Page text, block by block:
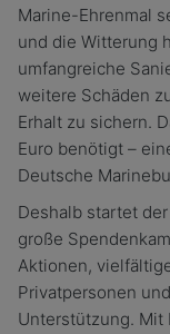
Marine-Ehrenmal
und die Witterung
umfangreiche
weitere Schäden
Erhalt zu sichern.
Euro benötigt –
Deutsche
Deshalb startet
große
Aktionen,
Privatpersonen
Unterstützung. Mit